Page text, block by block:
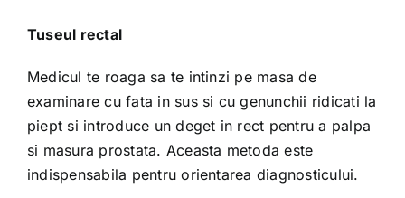
Tuseul rectal
Medicul te roaga sa te intinzi pe masa de
examinare cu fata in sus si cu genunchii ridicati la
piept si introduce un deget in rect pentru a palpa
si masura prostata. Aceasta metoda este
indispensabila pentru orientarea diagnosticului.